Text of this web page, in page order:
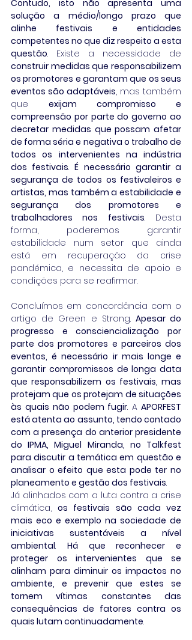
Contudo, isto não apresenta uma
solução a médio/longo prazo que
alinhe festivais e entidades
competentes no que diz respeito a esta
questão
construir medidas que responsabilizem
os promotores e garantam que os seus
eventos são adaptáveis, mas também
que exijam compromisso e
compreensão por parte do governo ao
decretar medidas que possam afetar
de forma séria e negativa o trabalho de
todos os intervenientes na indústria
dos festivais. É necessário garantir a
segurança de todos os festivaleiros e
artistas, mas também a estabilidade e
segurança dos promotores e
trabalhadores nos festivais. Desta
forma, poderemos garantir
estabilidade num setor que ainda
está em recuperação da crise
pandémica, e necessita de apoio e
condições para se reafirmar.
Concluímos em concordância com o
artigo de Green e Strong. Apesar do
progresso e consciencialização por
parte dos promotores e parceiros dos
eventos, é necessário ir mais longe e
garantir compromissos de longa data
que responsabilizem os festivais, mas
protejam que os protejam de situações
às quais não podem fugir. A APORFEST
está atenta ao assunto, tendo contado
com a presença do anterior presidente
do IPMA, Miguel Miranda, no Talkfest
para discutir a temática em questão e
analisar o efeito que esta pode ter no
planeamento e gestão dos festivais.
Já alinhados com a luta contra a crise
climática, os festivais são cada vez
mais eco e exemplo na sociedade de
iniciativas sustentáveis a nível
ambiental. Há que reconhecer e
proteger os intervenientes que se
alinham para diminuir os impactos no
ambiente, e prevenir que estes se
tornem vítimas constantes das
consequências de fatores contra os
quais lutam continuadamente.